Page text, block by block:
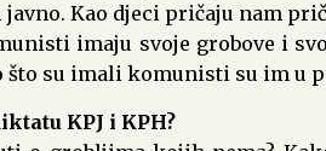
Kao djeci pričaju nam
imaju svoje grobove i
što su imali komunisti su im u
KPJ i KPH?